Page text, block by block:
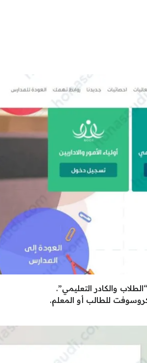
والكادر التعليمي”.
للطالب أو المعلم.